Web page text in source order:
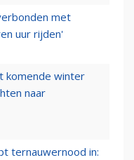
met
uur rijden'
komende winter
naar
ternauwernood in: